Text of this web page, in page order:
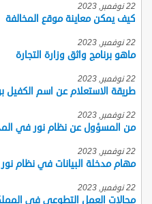
22 نوفمبر, 2023
كيف يمكن معاينة موقع المخالفة
22 نوفمبر, 2023
ماهو برنامج واثق وزارة التجارة
22 نوفمبر, 2023
طريقة الاستعلام عن اسم الكفيل
22 نوفمبر, 2023
من المسؤول عن نظام نور في
22 نوفمبر, 2023
مهام مدخلة البيانات في نظام نور
22 نوفمبر, 2023
مجالات العمل التطوعي في